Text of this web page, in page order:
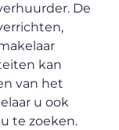
De
kan
van het
u ook
te zoeken.